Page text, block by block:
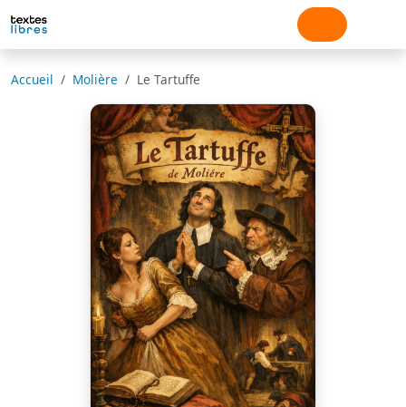
Accueil Molière Le Tartuffe